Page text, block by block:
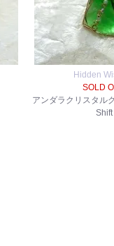
Hidden
SOLD
アンダラクリスタル
Shift